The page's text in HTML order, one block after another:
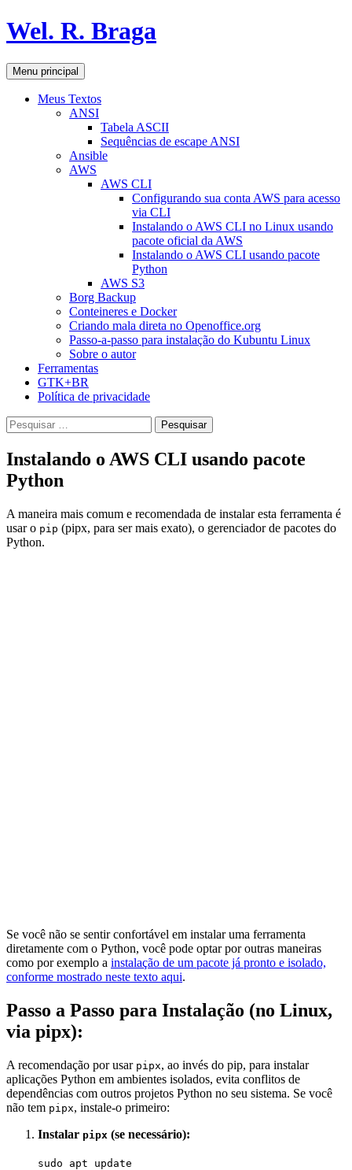
Pular
para
conteúdo
Wel. R. Braga
Pesquisar
Menu principal
Meus Textos
ANSI
Tabela ASCII
Sequências de escape ANSI
Ansible
AWS
AWS CLI
Configurando sua conta AWS para acesso
via CLI
Instalando o AWS CLI no Linux usando
pacote oficial da AWS
Instalando o AWS CLI usando pacote
Python
AWS S3
Borg Backup
Conteineres e Docker
Criando mala direta no Openoffice.org
Passo-a-passo para instalação do Kubuntu Linux
Sobre o autor
Ferramentas
GTK+BR
Política de privacidade
Pesquisar
por:
Instalando o AWS CLI usando pacote
Python
A maneira mais comum e recomendada de instalar esta ferramenta é
usar o pip (pipx, para ser mais exato), o gerenciador de pacotes do
Python.
Se você não se sentir confortável em instalar uma ferramenta
diretamente com o Python, você pode optar por outras maneiras
como por exemplo a instalação de um pacote já pronto e isolado,
conforme mostrado neste texto aqui.
Passo a Passo para Instalação (no Linux,
via pipx):
A recomendação por usar pipx, ao invés do pip, para instalar
aplicações Python em ambientes isolados, evita conflitos de
dependências com outros projetos Python no seu sistema. Se você
não tem pipx, instale-o primeiro:
Instalar pipx (se necessário):
sudo apt update